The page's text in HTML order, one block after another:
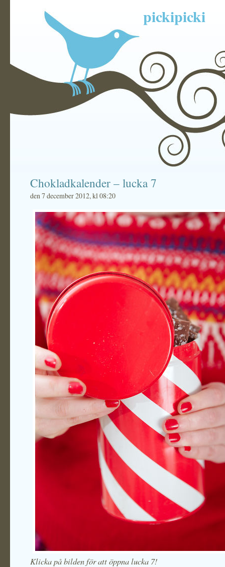
pickipicki
Chokladkalender – lucka 7
den 7 december 2012, kl 08:20
Klicka på bilden för att öppna lucka 7!